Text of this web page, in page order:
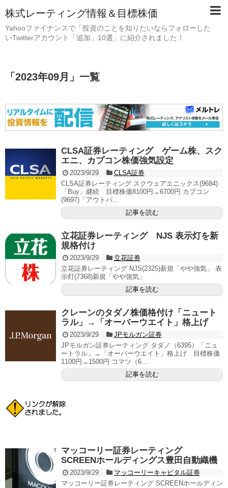
株式レーティング情報＆目標株価
Yahooファイナンスで「投資のことを知りたいならフォローした
いTwitterアカウント「追加」10選」に紹介されました！
「 2023年09月 」 一覧
CLSA証券レーティング ゲーム株、スク
エニ、カプコン株価強気設定
2023/9/29
CLSA証券
CLSA証券レーティング スクウェアエニックス(9684)
「Buy」継続 目標株価8100円→6700円 カプコン
(9697)「アウトパ...
記事を読む
立花証券レーティング NJS 表示灯を新
規格付け
2023/9/29
立花証券
立花証券レーティング NJS(2325)新規「やや強気」 表
示灯(7368)新規「やや強気」
記事を読む
クレーンのタダノ株価格付け「ニュート
ラル」→「オーバーウエイト」格上げ
2023/9/29
JPモルガン証券
JPモルガン証券レーティング タダノ（6395）「ニュ
ートラル」→「オーバーウエイト」格上げ 目標株価
1100円→1500円 コマツ（6...
記事を読む
マッコーリー証券レーティング
SCREENホールディングス豊田自動織機
2023/9/29
マッコーリーキャピタル証券
マッコーリー証券レーティング SCREENホールディン